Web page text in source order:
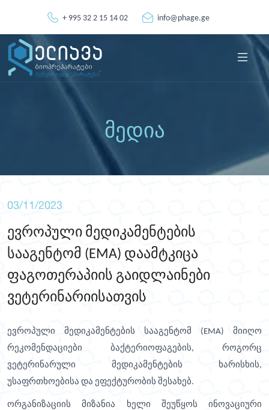
+ 995 32 2 15 14 02 info@phage.ge
მედია
03/11/2023
ევროპული მედიკამენტების
სააგენტომ (EMA) დაამტკიცა
ფაგოთერაპიის გაიდლაინები
ვეტერინარიისათვის
ევროპული მედიკამენტების სააგენტომ (EMA) მიიღო
რეკომენდაციები ბაქტერიოფაგების, როგორც
ვეტერინარული მედიკამენტების ხარისხის,
უსაფრთხოებისა და ეფექტურობის შესახებ.
ორგანიზაციის მიზანია ხელი შეუწყოს ინოვაციური